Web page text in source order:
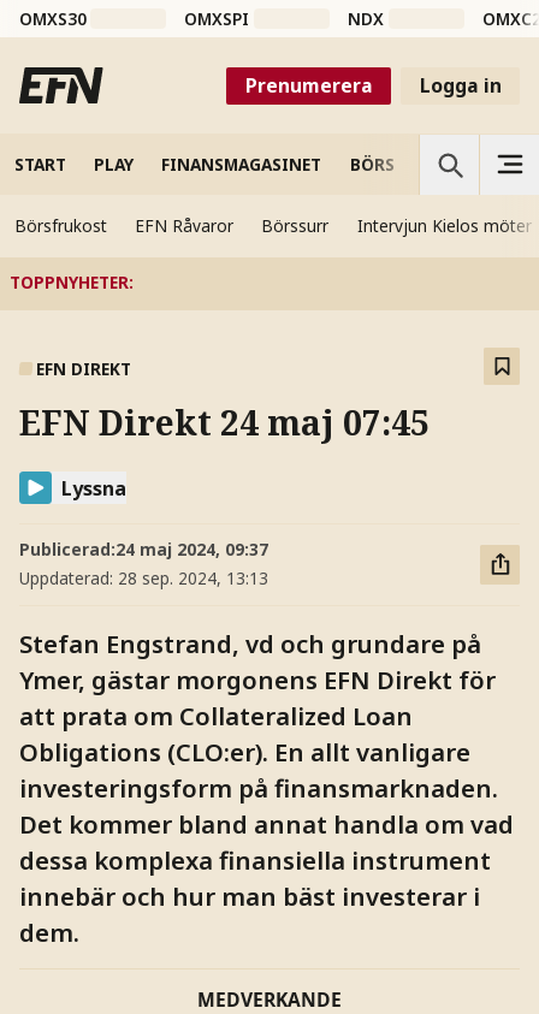
OMXS30 OMXSPI NDX
Prenumerera Logga in
START PLAY FINANSMAGASINET BÖRS VETENSKAP
Börsfrukost EFN Råvaror Börssurr Intervjun Kielos möter
TOPPNYHETER:
EFN DIREKT
EFN Direkt 24 maj 07:45
Lyssna
Publicerad:24 maj 2024, 09:37
Uppdaterad: 28 sep. 2024, 13:13
Stefan Engstrand, vd och grundare på
Ymer, gästar morgonens EFN Direkt för
att prata om Collateralized Loan
Obligations (CLO:er). En allt vanligare
investeringsform på finansmarknaden.
Det kommer bland annat handla om vad
dessa komplexa finansiella instrument
innebär och hur man bäst investerar i
dem.
MEDVERKANDE